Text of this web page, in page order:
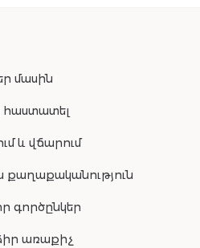
մասին
և վճարում
քաղաքականություն
գործընկեր
առաքիչ